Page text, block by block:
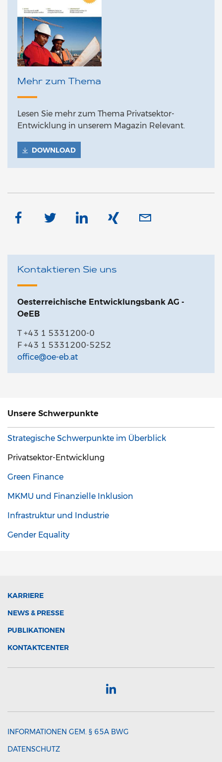
Mehr zum Thema
Lesen Sie mehr zum Thema Privatsektor-
Entwicklung in unserem Magazin Relevant.
DOWNLOAD
Kontaktieren Sie uns
Oesterreichische Entwicklungsbank AG -
OeEB
T +43 1 5331200-0
F +43 1 5331200-5252
office@oe-eb.at
Unsere Schwerpunkte
Strategische Schwerpunkte im Überblick
Privatsektor-Entwicklung
Green Finance
MKMU und Finanzielle Inklusion
Infrastruktur und Industrie
Gender Equality
KARRIERE
NEWS & PRESSE
PUBLIKATIONEN
KONTAKTCENTER
INFORMATIONEN GEM. § 65A BWG
DATENSCHUTZ